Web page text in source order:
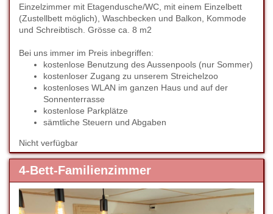
Einzelzimmer mit Etagendusche/WC, mit einem Einzelbett
(Zustellbett möglich), Waschbecken und Balkon, Kommode
und Schreibtisch. Grösse ca. 8 m2
Bei uns immer im Preis inbegriffen:
kostenlose Benutzung des Aussenpools (nur Sommer)
kostenloser Zugang zu unserem Streichelzoo
kostenloses WLAN im ganzen Haus und auf der
Sonnenterrasse
kostenlose Parkplätze
sämtliche Steuern und Abgaben
Nicht verfügbar
4-Bett-Familienzimmer
Previous
Next